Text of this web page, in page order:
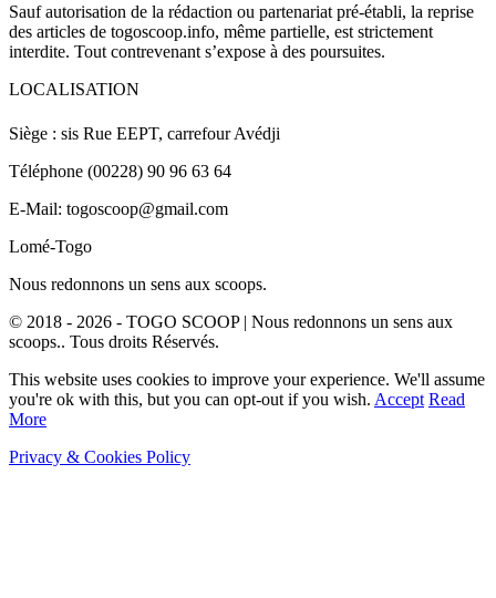
Sauf autorisation de la rédaction ou partenariat pré-établi, la reprise
des articles de togoscoop.info, même partielle, est strictement
interdite. Tout contrevenant s’expose à des poursuites.
LOCALISATION
Siège : sis Rue EEPT, carrefour Avédji
Téléphone (00228) 90 96 63 64
E-Mail: togoscoop@gmail.com
Lomé-Togo
Nous redonnons un sens aux scoops.
© 2018 - 2026 - TOGO SCOOP | Nous redonnons un sens aux
scoops.. Tous droits Réservés.
This website uses cookies to improve your experience. We'll assume
you're ok with this, but you can opt-out if you wish. Accept Read
More
Privacy & Cookies Policy